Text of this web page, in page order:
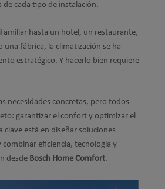
de cada tipo de instalación.
hasta un hotel, un restaurante,
una fábrica, la climatización se ha
estratégico. Y hacerlo bien requiere
necesidades concretas, pero todos
garantizar el confort y optimizar el
clave está en diseñar soluciones
combinar eficiencia, tecnología y
desde Bosch Home Comfort.